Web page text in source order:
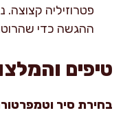
ההגשה כדי
טיפים
בחירת סיר